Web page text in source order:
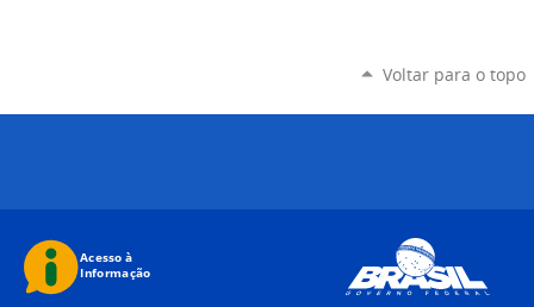
Voltar para o topo